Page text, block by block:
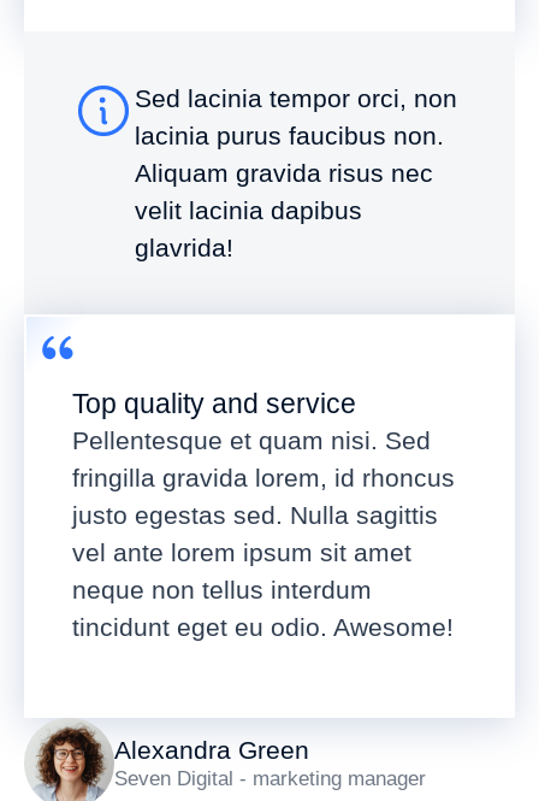
Sed lacinia tempor orci, non
lacinia purus faucibus non.
Aliquam gravida risus nec
velit lacinia dapibus
glavrida!
Top quality and service
Pellentesque et quam nisi. Sed
fringilla gravida lorem, id rhoncus
justo egestas sed. Nulla sagittis
vel ante lorem ipsum sit amet
neque non tellus interdum
tincidunt eget eu odio. Awesome!
Alexandra Green
Seven Digital - marketing manager